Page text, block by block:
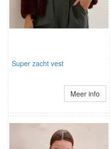
Super zacht vest
Meer info